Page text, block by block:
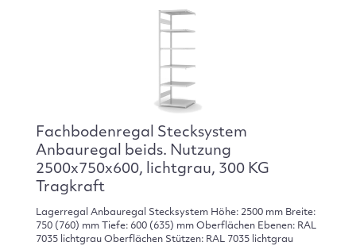
Fachbodenregal Stecksystem
Anbauregal beids. Nutzung
2500x750x600, lichtgrau, 300 KG
Tragkraft
Lagerregal Anbauregal Stecksystem Höhe: 2500 mm Breite:
750 (760) mm Tiefe: 600 (635) mm Oberflächen Ebenen: RAL
7035 lichtgrau Oberflächen Stützen: RAL 7035 lichtgrau